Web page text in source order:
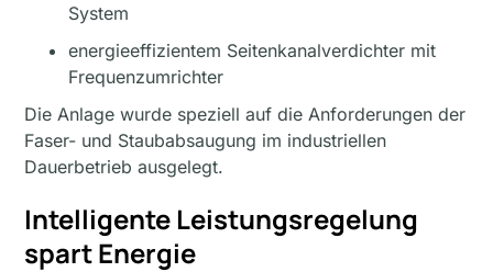
System
energieeffizientem Seitenkanalverdichter mit
Frequenzumrichter
Die Anlage wurde speziell auf die Anforderungen der
Faser- und Staubabsaugung im industriellen
Dauerbetrieb ausgelegt.
Intelligente Leistungsregelung
spart Energie